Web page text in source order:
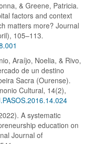
& Greene, Patricia.
factors and context
matters more? Journal
105–113.
Araíjo, Noelia, & Rivo,
de un destino
Sacra (Ourense).
Cultural, 14(2),
A systematic
education on
Journal of